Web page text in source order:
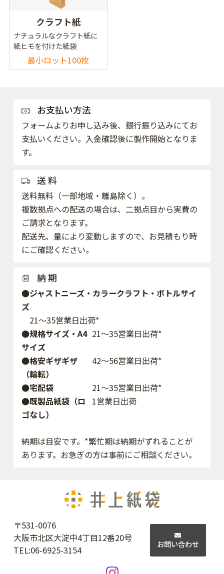
クラフト紙
ナチュラルなクラフト紙に
紙ヒモを付けた紙袋
最小ロット100枚
お支払い方法
フォームよりお申し込み後、銀行振り込みにてお
支払いください。入金確認後に製作開始となりま
す。
送 料
送料無料（一部地域・離島除く）。
複数拠点への配送の場合は、二拠点目から実費の
ご請求となります。
配送先、量により変動しますので、お見積もり時
にご確認ください。
納 期
●ジャストニーズ・カラークラフト・ボトルサイ
ズ
21～35営業日出荷*
●規格サイズ・A4
サイズ
21～35営業日出荷*
●格安ギザギザ
（輪転）
42〜56営業日出荷*
●宅配袋
21～35営業日出荷*
●既製品紙袋（ロ
ゴなし）
1営業日出荷
納期は目安です。*繁忙期は納期がずれることが
あります。お急ぎの方は事前にご相談ください。
〒531-0076
大阪市北区大淀中4丁目12番20号
TEL:06-6925-3154
お問い合わせ